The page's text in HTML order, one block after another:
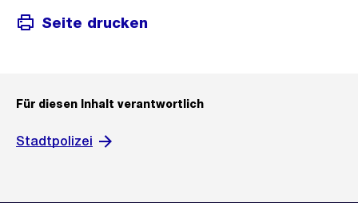
Seite drucken
Für diesen Inhalt verantwortlich
Stadtpolizei